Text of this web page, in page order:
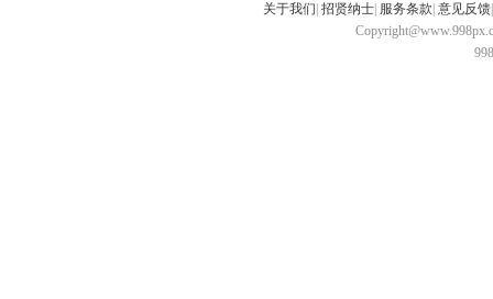
关于我们 招贤纳士 服务条款 意见反馈